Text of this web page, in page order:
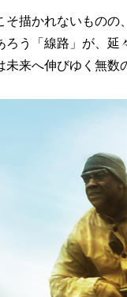
描かれないものの
う「線路」が、延
来へ伸びゆく無数